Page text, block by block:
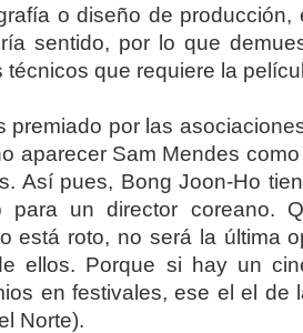
o diseño de producción,
sentido, por lo que
técnicos que requiere la
premiado por las
aparecer Sam Mendes
Así pues, Bong Joon-Ho
para un director coreano.
está roto, no será la última
ellos. Porque si hay un
en festivales, ese el el de
Norte).